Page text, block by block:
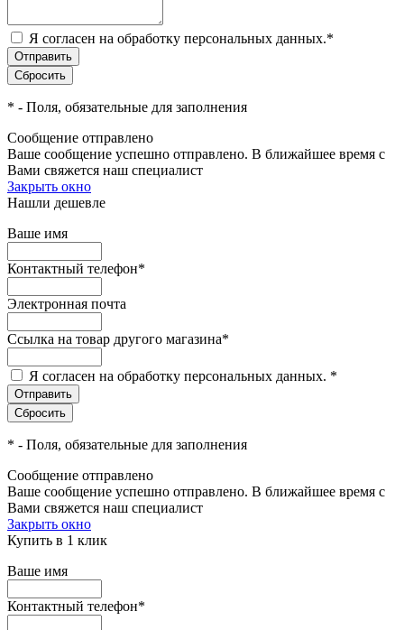
Я согласен на обработку персональных данных.*
* - Поля, обязательные для заполнения
Сообщение отправлено
Ваше сообщение успешно отправлено. В ближайшее время с
Вами свяжется наш специалист
Закрыть окно
Нашли дешевле
Ваше имя
Контактный телефон*
Электронная почта
Ссылка на товар другого магазина*
Я согласен на обработку персональных данных. *
* - Поля, обязательные для заполнения
Сообщение отправлено
Ваше сообщение успешно отправлено. В ближайшее время с
Вами свяжется наш специалист
Закрыть окно
Купить в 1 клик
Ваше имя
Контактный телефон*